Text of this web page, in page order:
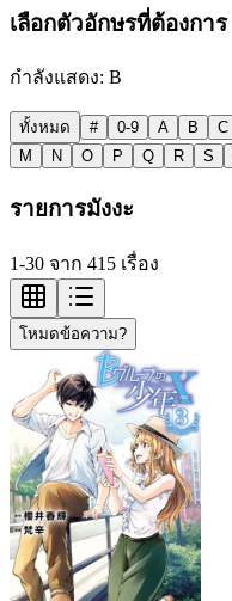
เลือกตัวอักษรที่ต้องการ
กำลังแสดง: B
ทั้งหมด # 0-9 A B C
M
N O P Q R S
รายการมังงะ
1-30 จาก 415 เรื่อง
โหมดข้อความ?